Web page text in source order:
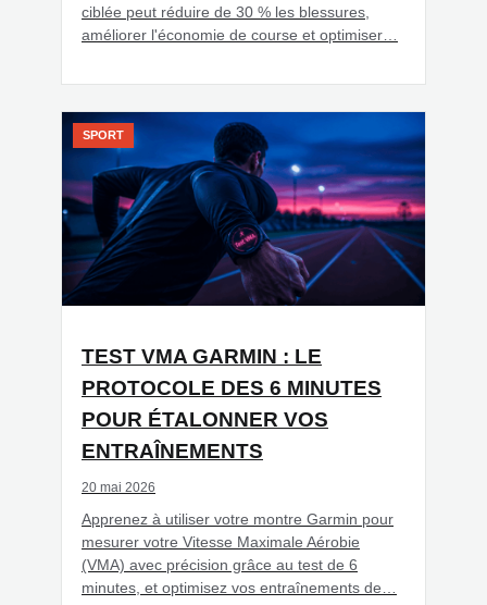
ciblée peut réduire de 30 % les blessures,
améliorer l'économie de course et optimiser…
SPORT
TEST VMA GARMIN : LE
PROTOCOLE DES 6 MINUTES
POUR ÉTALONNER VOS
ENTRAÎNEMENTS
20 mai 2026
Apprenez à utiliser votre montre Garmin pour
mesurer votre Vitesse Maximale Aérobie
(VMA) avec précision grâce au test de 6
minutes, et optimisez vos entraînements de…